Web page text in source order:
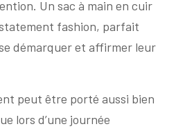
Un sac à main en cuir
fashion, parfait
démarquer et affirmer leur
peut être porté aussi bien
lors d’une journée